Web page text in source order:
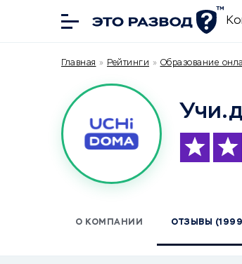
Главная » Рейтинги » Образование
О КОМПАНИИ ОТЗЫВЫ